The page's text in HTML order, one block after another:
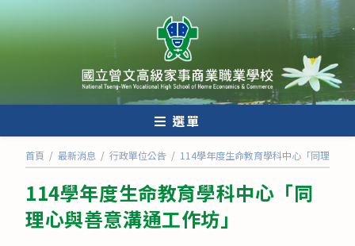
跳
轉
至
內
選單
首頁 / 最新消息 / 行政單位公告 / 114學年度生命教育學科中心「同理心與
114學年度生命教育學科中心「同
理心與善意溝通工作坊」